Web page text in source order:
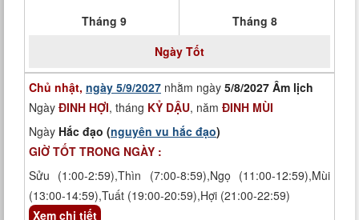
Tháng 9
Tháng 8
Ngày Tốt
Chủ nhật, ngày 5/9/2027 nhằm ngày 5/8/2027 Âm lịch
Ngày ĐINH HỢI, tháng KỶ DẬU, năm ĐINH MÙI
Ngày Hắc đạo (nguyên vu hắc đạo)
GIỜ TỐT TRONG NGÀY :
Sửu (1:00-2:59),Thìn (7:00-8:59),Ngọ (11:00-12:59),Mùi
(13:00-14:59),Tuất (19:00-20:59),Hợi (21:00-22:59)
Xem chi tiết